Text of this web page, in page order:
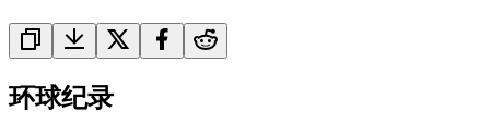
环球纪录